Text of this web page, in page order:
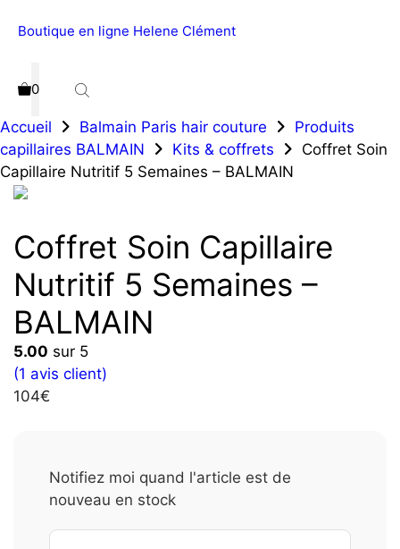
Boutique en ligne Helene Clément
0
Accueil Balmain Paris hair couture
Produits
capillaires BALMAIN
Kits & coffrets
Coffret Soin
Capillaire Nutritif 5 Semaines – BALMAIN
Coffret Soin Capillaire
Nutritif 5 Semaines –
BALMAIN
5.00 sur 5
(1 avis client)
104€
Notifiez moi quand l'article est de
nouveau en stock